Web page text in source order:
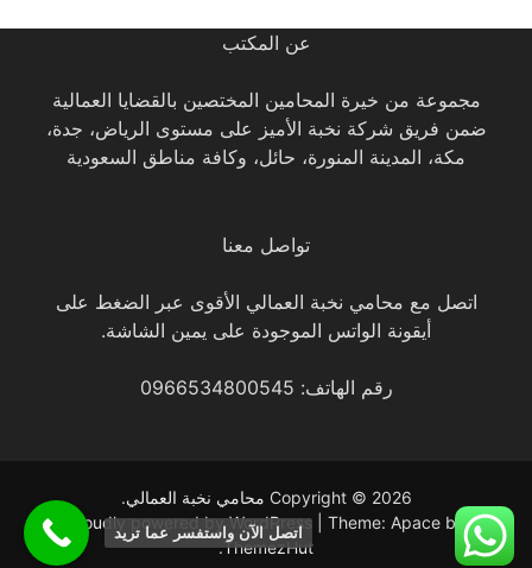
عن المكتب
مجموعة من خيرة المحامين المختصين بالقضايا العمالية
ضمن فريق شركة نخبة الأميز على مستوى الرياض، جدة،
مكة، المدينة المنورة، حائل، وكافة مناطق السعودية
تواصل معنا
اتصل مع محامي نخبة العمالي الأقوى عبر الضغط على
أيقونة الواتس الموجودة على يمين الشاشة.
رقم الهاتف: 0966534800545
Copyright © 2026 محامي نخبة العمالي.
Proudly powered by WordPress
Theme: Apace by
ThemezHut
.
اتصل الآن واستفسر عما تريد